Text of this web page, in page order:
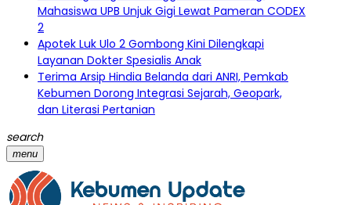
Mahasiswa UPB Unjuk Gigi Lewat Pameran CODEX
2
Apotek Luk Ulo 2 Gombong Kini Dilengkapi
Layanan Dokter Spesialis Anak
Terima Arsip Hindia Belanda dari ANRI, Pemkab
Kebumen Dorong Integrasi Sejarah, Geopark,
dan Literasi Pertanian
search
menu